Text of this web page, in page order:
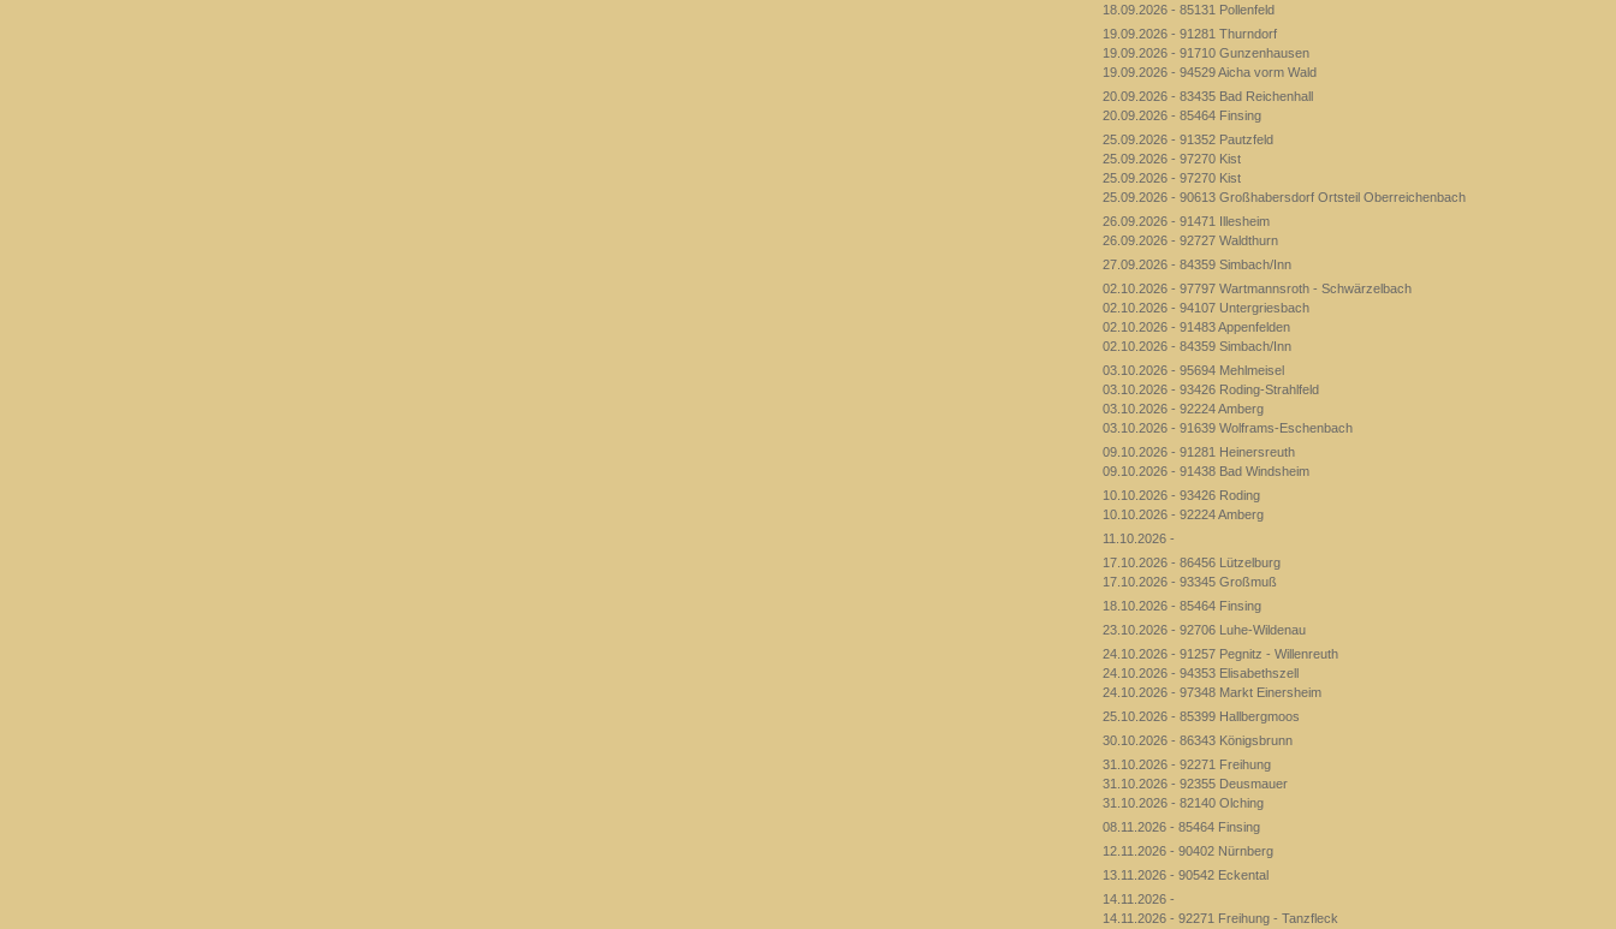
18.09.2026 - 85131 Pollenfeld
19.09.2026 - 91281 Thurndorf
19.09.2026 - 91710 Gunzenhausen
19.09.2026 - 94529 Aicha vorm Wald
20.09.2026 - 83435 Bad Reichenhall
20.09.2026 - 85464 Finsing
25.09.2026 - 91352 Pautzfeld
25.09.2026 - 97270 Kist
25.09.2026 - 97270 Kist
25.09.2026 - 90613 Großhabersdorf Ortsteil Oberreichenbach
26.09.2026 - 91471 Illesheim
26.09.2026 - 92727 Waldthurn
27.09.2026 - 84359 Simbach/Inn
02.10.2026 - 97797 Wartmannsroth - Schwärzelbach
02.10.2026 - 94107 Untergriesbach
02.10.2026 - 91483 Appenfelden
02.10.2026 - 84359 Simbach/Inn
03.10.2026 - 95694 Mehlmeisel
03.10.2026 - 93426 Roding-Strahlfeld
03.10.2026 - 92224 Amberg
03.10.2026 - 91639 Wolframs-Eschenbach
09.10.2026 - 91281 Heinersreuth
09.10.2026 - 91438 Bad Windsheim
10.10.2026 - 93426 Roding
10.10.2026 - 92224 Amberg
11.10.2026 -
17.10.2026 - 86456 Lützelburg
17.10.2026 - 93345 Großmuß
18.10.2026 - 85464 Finsing
23.10.2026 - 92706 Luhe-Wildenau
24.10.2026 - 91257 Pegnitz - Willenreuth
24.10.2026 - 94353 Elisabethszell
24.10.2026 - 97348 Markt Einersheim
25.10.2026 - 85399 Hallbergmoos
30.10.2026 - 86343 Königsbrunn
31.10.2026 - 92271 Freihung
31.10.2026 - 92355 Deusmauer
31.10.2026 - 82140 Olching
08.11.2026 - 85464 Finsing
12.11.2026 - 90402 Nürnberg
13.11.2026 - 90542 Eckental
14.11.2026 -
14.11.2026 - 92271 Freihung - Tanzfleck